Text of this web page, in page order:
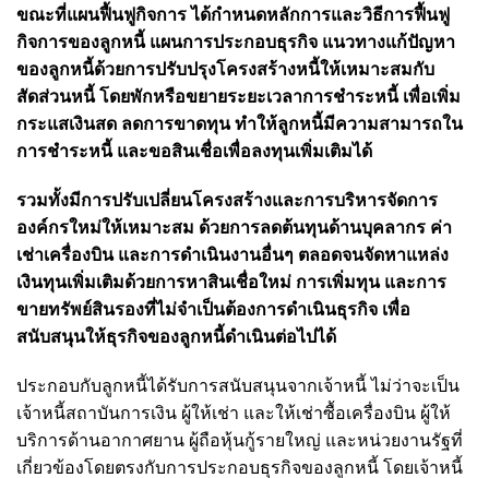
ขณะที่แผนฟื้นฟูกิจการ ได้กำหนดหลักการและวิธีการฟื้นฟู
กิจการของลูกหนี้ แผนการประกอบธุรกิจ แนวทางแก้ปัญหา
ของลูกหนี้ด้วยการปรับปรุงโครงสร้างหนี้ให้เหมาะสมกับ
สัดส่วนหนี้ โดยพักหรือขยายระยะเวลาการชำระหนี้ เพื่อเพิ่ม
กระแสเงินสด ลดการขาดทุน ทำให้ลูกหนี้มีความสามารถใน
การชำระหนี้ และขอสินเชื่อเพื่อลงทุนเพิ่มเติมได้
รวมทั้งมีการปรับเปลี่ยนโครงสร้างและการบริหารจัดการ
องค์กรใหม่ให้เหมาะสม ด้วยการลดต้นทุนด้านบุคลากร ค่า
เช่าเครื่องบิน และการดำเนินงานอื่นๆ ตลอดจนจัดหาแหล่ง
เงินทุนเพิ่มเติมด้วยการหาสินเชื่อใหม่ การเพิ่มทุน และการ
ขายทรัพย์สินรองที่ไม่จำเป็นต้องการดำเนินธุรกิจ เพื่อ
สนับสนุนให้ธุรกิจของลูกหนี้ดำเนินต่อไปได้
ประกอบกับลูกหนี้ได้รับการสนับสนุนจากเจ้าหนี้ ไม่ว่าจะเป็น
เจ้าหนี้สถาบันการเงิน ผู้ให้เช่า และให้เช่าซื้อเครื่องบิน ผู้ให้
บริการด้านอากาศยาน ผู้ถือหุ้นกู้รายใหญ่ และหน่วยงานรัฐที่
เกี่ยวข้องโดยตรงกับการประกอบธุรกิจของลูกหนี้ โดยเจ้าหนี้